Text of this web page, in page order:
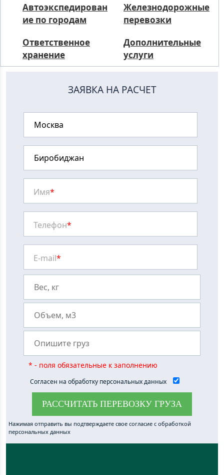
Автоэкспедирован
ие по городам
Железнодорожные
перевозки
Ответственное
хранение
Дополнительные
услуги
ЗАЯВКА НА РАСЧЕТ
Имя*
Телефон*
E-mail*
* - поля обязательные к заполнению
Согласен на обработку персональных данных
РАССЧИТАТЬ ПЕРЕВОЗКУ ГРУЗА